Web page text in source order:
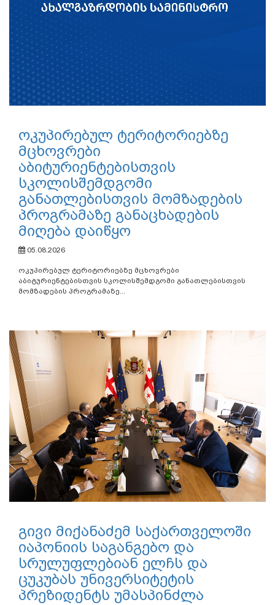
ოკუპირებულ ტერიტორიებზე
მცხოვრები
აბიტურიენტებისთვის
სკოლისშემდგომი
განათლებისთვის მომზადების
პროგრამაზე განაცხადების
მიღება დაიწყო
05.08.2026
ოკუპირებულ ტერიტორიებზე მცხოვრები
აბიტურიენტებისთვის სკოლისშემდგომი განათლებისთვის
მომზადების პროგრამაზე...
გივი მიქანაძემ საქართველოში
იაპონიის საგანგებო და
სრულუფლებიან ელჩს და
ცუკუბას უნივერსიტეტის
პრეზიდენტს უმასპინძლა